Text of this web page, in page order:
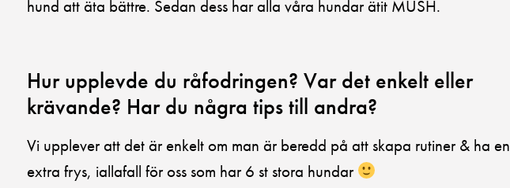
hund att äta bättre. Sedan dess har alla våra hundar ätit MUSH.
Hur upplevde du råfodringen? Var det enkelt eller
krävande? Har du några tips till andra?
Vi upplever att det är enkelt om man är beredd på att skapa rutiner & ha en
extra frys, iallafall för oss som har 6 st stora hundar